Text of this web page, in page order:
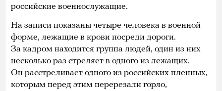
российские военнослужащие.
На записи показаны четыре человека в военной
форме, лежащие в крови посреди дороги.
За кадром находится группа людей, один из них
несколько раз стреляет в одного из лежащих.
Он расстреливает одного из российских пленных,
которым перед этим перерезали горло,